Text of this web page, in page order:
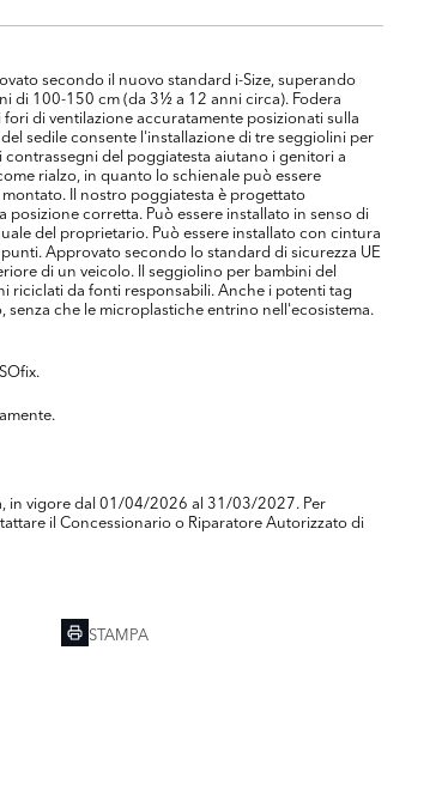
secondo il nuovo standard i-Size, superando
di 100-150 cm (da 3½ a 12 anni circa). Fodera
di ventilazione accuratamente posizionati sulla
sedile consente l'installazione di tre seggiolini per
del poggiatesta aiutano i genitori a
rialzo, in quanto lo schienale può essere
Il nostro poggiatesta è progettato
corretta. Può essere installato in senso di
del proprietario. Può essere installato con cintura
Approvato secondo lo standard di sicurezza UE
di un veicolo. Il seggiolino per bambini del
riciclati da fonti responsabili. Anche i potenti tag
che le microplastiche entrino nell'ecosistema.
in vigore dal 01/04/2026 al 31/03/2027. Per
il Concessionario o Riparatore Autorizzato di
STAMPA